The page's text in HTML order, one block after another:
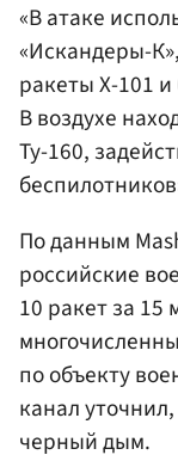
«В атаке
«Искандеры-
ракеты Х-101
В воздухе
Ту-160,
По данным
российские
10 ракет за
по объекту
канал
черный дым.